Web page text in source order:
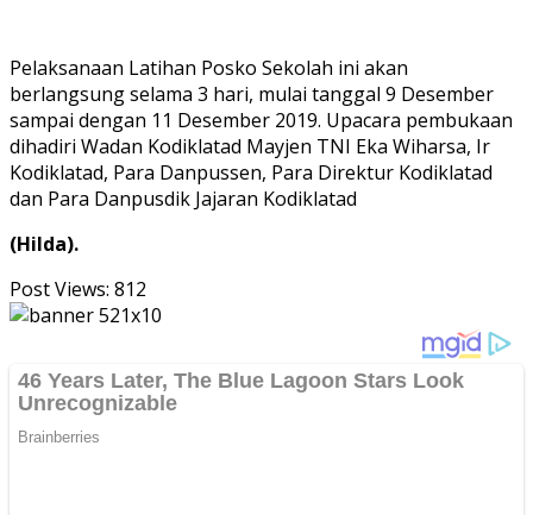
Pelaksanaan Latihan Posko Sekolah ini akan
berlangsung selama 3 hari, mulai tanggal 9 Desember
sampai dengan 11 Desember 2019. Upacara pembukaan
dihadiri Wadan Kodiklatad Mayjen TNI Eka Wiharsa, Ir
Kodiklatad, Para Danpussen, Para Direktur Kodiklatad
dan Para Danpusdik Jajaran Kodiklatad
(Hilda).
Post Views: 812